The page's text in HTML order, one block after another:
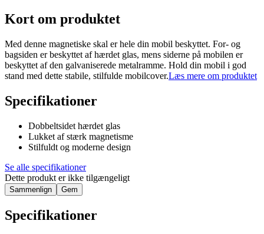
Kort om produktet
Med denne magnetiske skal er hele din mobil beskyttet. For- og
bagsiden er beskyttet af hærdet glas, mens siderne på mobilen er
beskyttet af den galvaniserede metalramme. Hold din mobil i god
stand med dette stabile, stilfulde mobilcover.Læs mere om produktet
Specifikationer
Dobbeltsidet hærdet glas
Lukket af stærk magnetisme
Stilfuldt og moderne design
Se alle specifikationer
Dette produkt er ikke tilgængeligt
Sammenlign Gem
Specifikationer